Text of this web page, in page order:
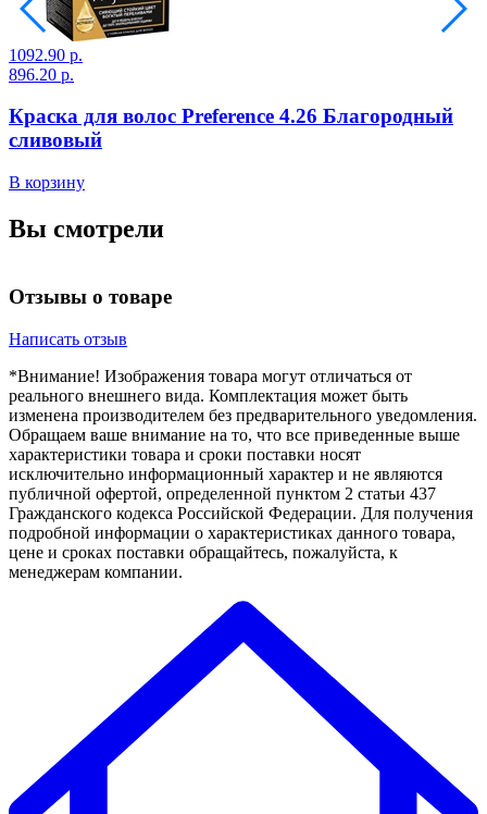
1092.90 р.
896.20 р.
Краска для волос Preference 4.26 Благородный
сливовый
В корзину
Вы смотрели
Отзывы о товаре
Написать отзыв
*Внимание! Изображения товара могут отличаться от
реального внешнего вида. Комплектация может быть
изменена производителем без предварительного уведомления.
Обращаем ваше внимание на то, что все приведенные выше
характеристики товара и сроки поставки носят
исключительно информационный характер и не являются
публичной офертой, определенной пунктом 2 статьи 437
Гражданского кодекса Российской Федерации. Для получения
подробной информации о характеристиках данного товара,
цене и сроках поставки обращайтесь, пожалуйста, к
менеджерам компании.